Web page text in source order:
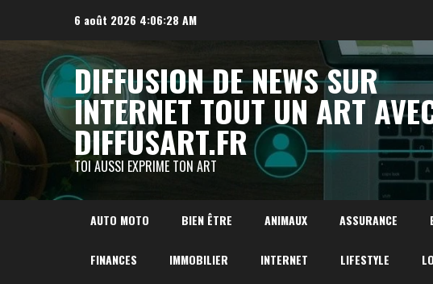
contenu
6 août 2026 4:06:29 AM
DIFFUSION DE NEWS SUR
INTERNET TOUT UN ART
DIFFUSART.FR
TOI AUSSI EXPRIME TON ART
AUTO MOTO BIEN ÊTRE ANIMAUX ASSURANCE
FINANCES IMMOBILIER INTERNET LIFESTYLE